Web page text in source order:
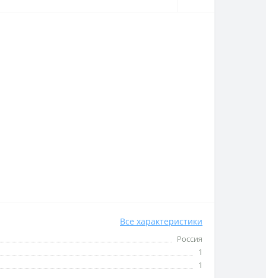
Все характеристики
Россия
1
1